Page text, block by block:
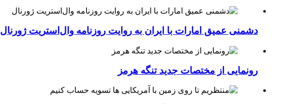
دشمنی عمیق امارات با ایران به روایت روزنامه وال‌استریت ژورنال
رونمایی از مختصات جدید تنگه هرمز